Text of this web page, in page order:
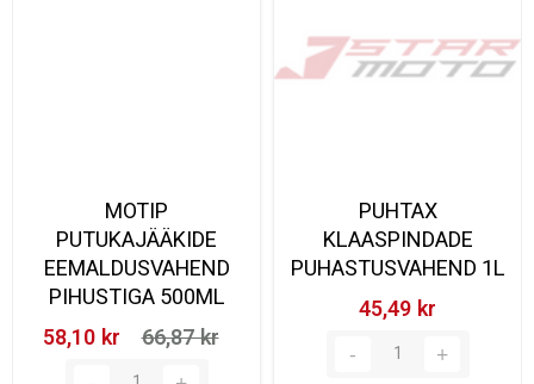
MOTIP
PUTUKAJÄÄKIDE
EEMALDUSVAHEND
PIHUSTIGA 500ML
58,10 kr‎
66,87 kr‎
PUHTAX
KLAASPINDADE
PUHASTUSVAHEND 1L
45,49 kr‎